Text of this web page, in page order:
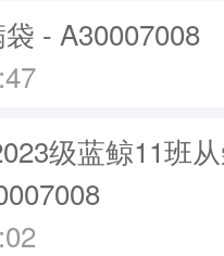
- A30007008
级蓝鲸11班